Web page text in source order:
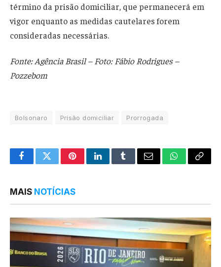
término da prisão domiciliar, que permanecerá em
vigor enquanto as medidas cautelares forem
consideradas necessárias.
Fonte: Agência Brasil – Foto: Fábio Rodrigues –
Pozzebom
Bolsonaro Prisão domiciliar Prorrogada
FacebookTwitterPinterestLinkedInTumblrEmail WhatsApp
Copy
MAIS NOTÍCIAS